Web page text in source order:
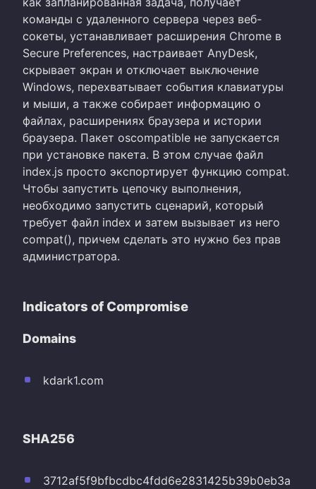
команды с удаленного сервера через веб-
сокеты, устанавливает расширения Chrome в
Secure Preferences, настраивает AnyDesk,
скрывает экран и отключает выключение
Windows, перехватывает события клавиатуры
и мыши, а также собирает информацию о
файлах, расширениях браузера и истории
браузера. Пакет oscompatible не запускается
при установке пакета. В этом случае файл
index.js просто экспортирует функцию compat.
Чтобы запустить цепочку выполнения,
необходимо запустить сценарий, который
требует файл index и затем вызывает из него
compat(), причем сделать это нужно без прав
администратора.
Indicators of Compromise
Domains
kdark1.com
SHA256
3712af5f9bfbcdbc4fdd6e2831425b39b0eb3a